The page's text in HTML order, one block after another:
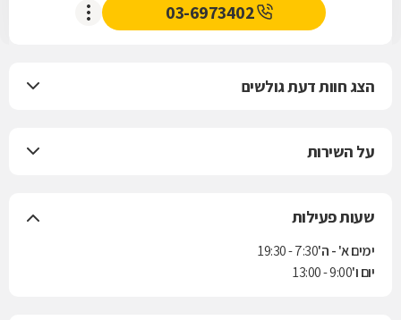
03-6973402
הצג חוות דעת גולשים
על השירות
שעות פעילות
ימים א' - ה'7:30 - 19:30
יום ו'9:00 - 13:00